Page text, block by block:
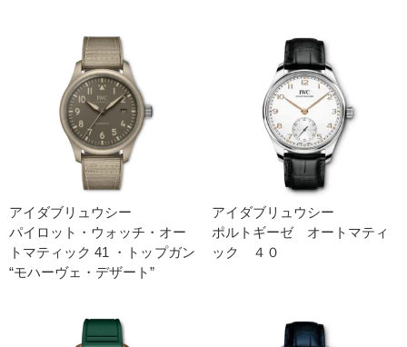
アイダブリュウシー
パイロット・ウォッチ・オー
トマティック 41 ・トップガン
“モハーヴェ・デザート”
アイダブリュウシー
ポルトギーゼ オートマティ
ック ４０